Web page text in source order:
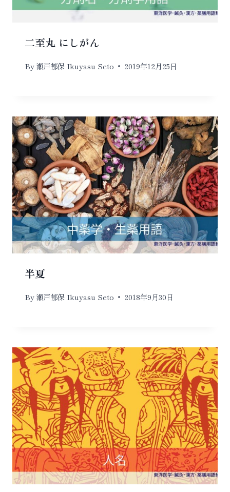
二至丸 にしがん
By瀬戸郁保 Ikuyasu Seto 2019年12月25日
半夏
By瀬戸郁保 Ikuyasu Seto 2018年9月30日